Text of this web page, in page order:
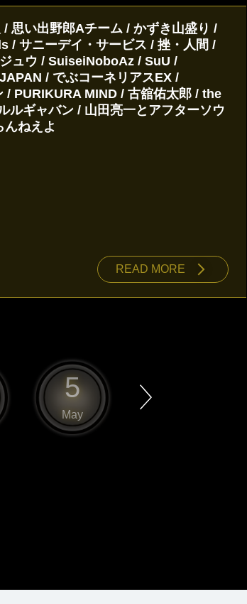
思い出野郎Aチーム / かずき山盛り /
/ サニーデイ・サービス / 挫・人間 /
ュウ / SuiseiNoboAz / SuU /
/ でぶコーネリアスEX /
/ PURIKURA MIND / 古舘佑太郎 / the
ルギャバン / 山田亮一とアフターソウ
んねえよ
READ MORE
5
May